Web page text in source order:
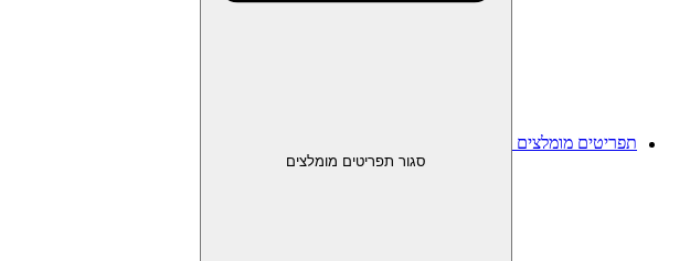
תפריטים מומלצים
סגור תפריטים מומלצים